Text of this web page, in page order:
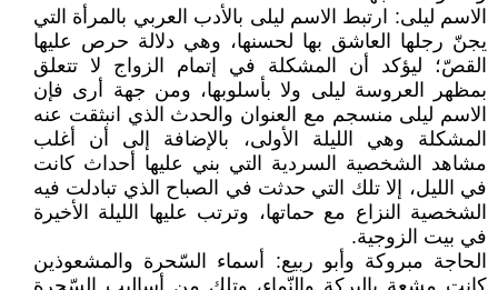
الاسم ليلى: ارتبط الاسم ليلى بالأدب العربي بالمرأة التي
يجنّ رجلها العاشق بها لحسنها، وهي دلالة حرص عليها
القصّ؛ ليؤكد أن المشكلة في إتمام الزواج لا تتعلق
بمظهر العروسة ليلى ولا بأسلوبها، ومن جهة أرى فإن
الاسم ليلى منسجم مع العنوان والحدث الذي انبثقت عنه
المشكلة وهي الليلة الأولى، بالإضافة إلى أن أغلب
مشاهد الشخصية السردية التي بني عليها أحداث كانت
في الليل، إلا تلك التي حدثت في الصباح الذي تبادلت فيه
الشخصية النزاع مع حماتها، وترتب عليها الليلة الأخيرة
في بيت الزوجية.
الحاجة مبروكة وأبو ربيع: أسماء السّحرة والمشعوذين